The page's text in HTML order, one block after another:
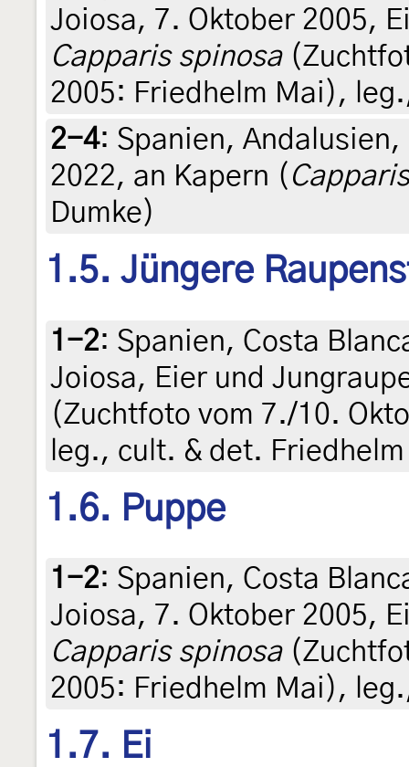
Joiosa, 7. Oktober 2005,
Capparis spinosa
2005: Friedhelm Mai),
2-4: Spanien,
2022, an Kapern (
Dumke)
1.5. Jüngere
1-2: Spanien, Costa
Joiosa, Eier und
(Zuchtfoto vom 7./10.
leg., cult. & det.
1.6. Puppe
1-2: Spanien, Costa
Joiosa, 7. Oktober 2005,
Capparis spinosa
2005: Friedhelm Mai),
1.7. Ei